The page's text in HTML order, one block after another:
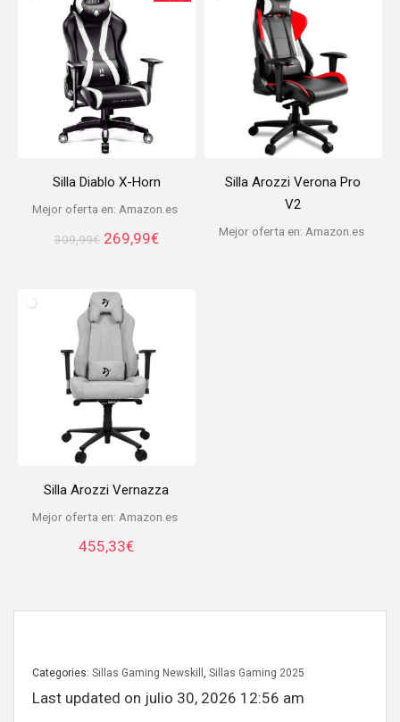
Silla Diablo X-Horn
Mejor oferta en: Amazon.es
309,99€ El
era:
309,99€.
269,99€El
Silla Arozzi Verona Pro
V2
Mejor oferta en: Amazon.es
Silla Arozzi Vernazza
Mejor oferta en: Amazon.es
455,33€
Categories: Sillas Gaming Newskill , Sillas Gaming 2025
Last updated on julio 30, 2026 12:56 am